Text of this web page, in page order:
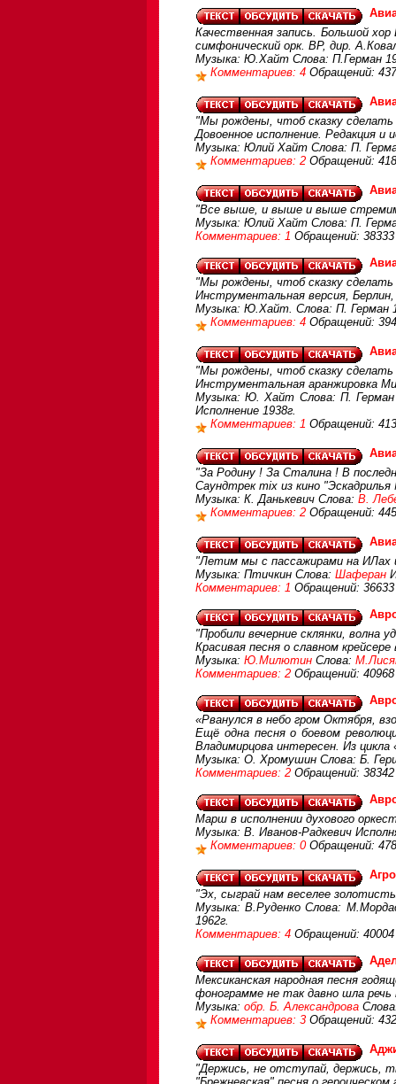
Качественная запись. Большой
симфонический орк. ВР, дир.
Музыка: Ю.Хайт Слова: П.Герман
Комментариев: 4 Обращений:
"Мы рождены, чтоб сказку
Довоенное исполнение. Редакция
Музыка: Юлий Хайт Слова: П.
Комментариев: 2 Обращений:
"Все выше, и выше и выше
Музыка: Юлий Хайт Слова: П.
Комментариев: 1 Обращений: 38333
"Мы рождены, чтоб сказку
Инструментальная версия, Берлин,
Музыка: Ю.Хайт. Слова: П. Герман
Комментариев: 4 Обращений:
"Мы рождены, чтоб сказку
Инструментальная аранжировка
Музыка: Ю. Хайт Слова: П. Герман
Исполнение 1938г.
Комментариев: 1 Обращений:
"За Родину ! За Сталина ! В
Саундтрек mix из кино
Музыка: К. Данькевич Слова: В.
Комментариев: 2 Обращений:
"Летим мы с пассажирами на ИЛах
Музыка: Птичкин Слова: Шаферан
Комментариев: 1 Обращений: 36633
"Пробили вечерние склянки, волна
Красивая песня о славном
Музыка: Ю.Милютин Слова:
Комментариев: 2 Обращений: 40968
«Рванулся в небо гром Октября,
Ещё одна песня о боевом
Владимирцова интересен. Из
Музыка: О. Хромушин Слова: Б.
Комментариев: 2 Обращений: 38342
Марш в исполнении духового
Музыка: В. Иванов-Радкевич
Комментариев: 0 Обращений:
"Эх, сыграй нам веселее
Музыка: В.Руденко Слова:
1962г.
Комментариев: 4 Обращений: 40004
Мексиканская народная песня
фонограмме не так давно шла
Музыка: обр. Б. Александрова
Комментариев: 3 Обращений:
"Держись, не отступай, держись,